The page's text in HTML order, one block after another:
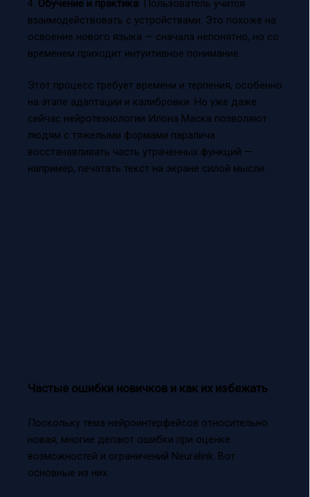
4. Обучение и практика: Пользователь учится
взаимодействовать с устройствами. Это похоже на
освоение нового языка — сначала непонятно, но со
временем приходит интуитивное понимание.
Этот процесс требует времени и терпения, особенно
на этапе адаптации и калибровки. Но уже даже
сейчас нейротехнологии Илона Маска позволяют
людям с тяжелыми формами паралича
восстанавливать часть утраченных функций —
например, печатать текст на экране силой мысли.
Частые ошибки новичков и как их избежать
Поскольку тема нейроинтерфейсов относительно
новая, многие делают ошибки при оценке
возможностей и ограничений Neuralink. Вот
основные из них: